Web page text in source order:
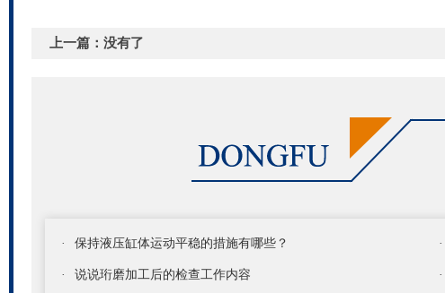
上一篇：没有了
· 保持液压缸体运动平稳的措施有哪些？ ·
· 说说珩磨加工后的检查工作内容 ·